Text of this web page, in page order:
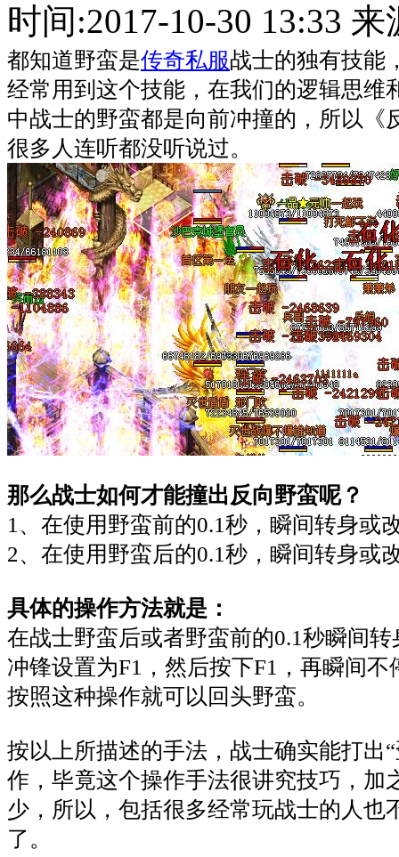
时间:2017-10-30 13:33
都知道野蛮是传奇私服战士的独有技能
经常用到这个技能，在我们的逻辑思维
中战士的野蛮都是向前冲撞的，所以《
很多人连听都没听说过。
那么战士如何才能撞出反向野蛮呢？
1、在使用野蛮前的0.1秒，瞬间转身或
2、在使用野蛮后的0.1秒，瞬间转身或
具体的操作方法就是：
在战士野蛮后或者野蛮前的0.1秒瞬间
冲锋设置为F1，然后按下F1，再瞬间不
按照这种操作就可以回头野蛮。
按以上所描述的手法，战士确实能打出
作，毕竟这个操作手法很讲究技巧，加
少，所以，包括很多经常玩战士的人也
了。